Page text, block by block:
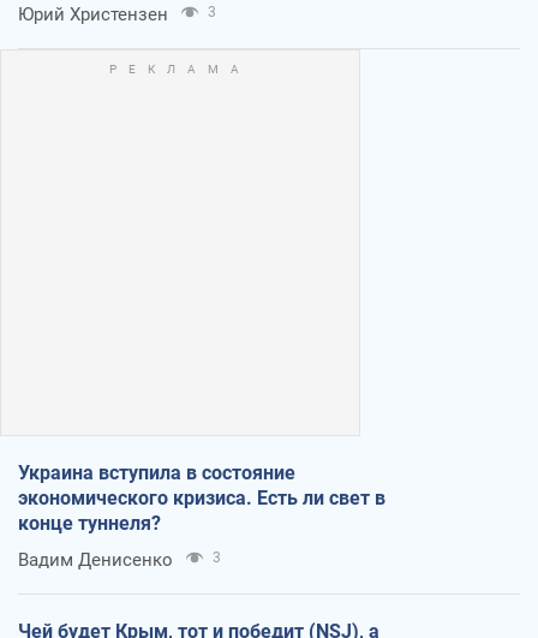
Юрий Христензен 3
Украина вступила в состояние
экономического кризиса. Есть ли свет в
конце туннеля?
Вадим Денисенко 3
Чей будет Крым, тот и победит (NSJ), а